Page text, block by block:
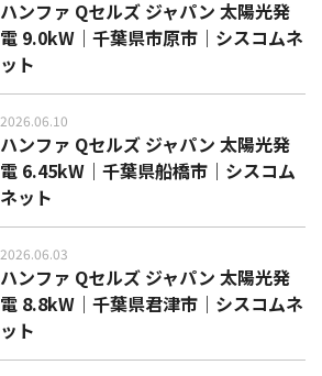
ハンファ Qセルズ ジャパン 太陽光発
電 9.0kW｜千葉県市原市｜シスコムネ
ット
2026.06.10
ハンファ Qセルズ ジャパン 太陽光発
電 6.45kW｜千葉県船橋市｜シスコム
ネット
2026.06.03
ハンファ Qセルズ ジャパン 太陽光発
電 8.8kW｜千葉県君津市｜シスコムネ
ット